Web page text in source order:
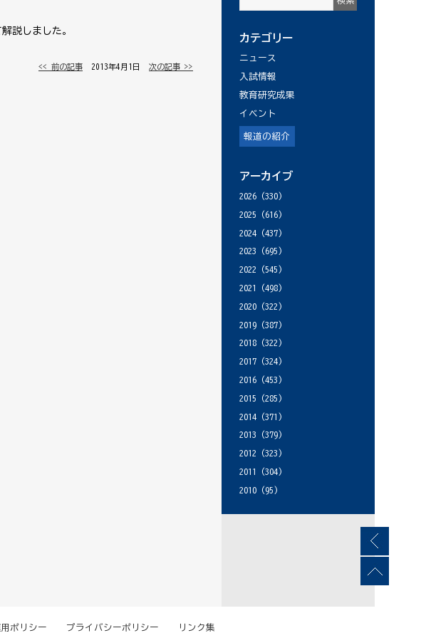
説しました。
<< 前の記事 │ 2013年4月1日 │ 次の記事 >>
カテゴリー
ニュース
入試情報
教育研究成果
イベント
報道の紹介
アーカイブ
2026 (330)
2025 (616)
2024 (437)
2023 (695)
2022 (545)
2021
(498)
2020 (322)
2019 (387)
2018 (322)
2017 (324)
2016 (453)
2015 (285)
2014 (371)
2013 (379)
2012 (323)
2011
(304)
2010 (95)
用ポリシー プライバシーポリシー リンク集